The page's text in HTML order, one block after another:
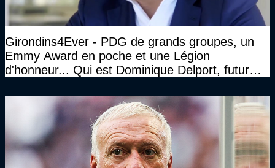
Girondins4Ever - PDG de grands groupes, un
Emmy Award en poche et une Légion
d'honneur... Qui est Dominique Delport, futur